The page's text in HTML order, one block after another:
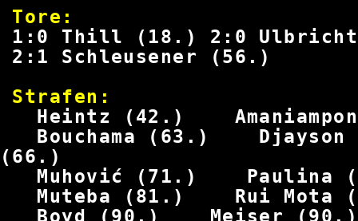
1:0 Thill (18.) 2:0
2:1
Heintz (42.)
Bouchama (63.)
Muhović (71.)
Muteba (81.)
Rui
Boyd (90.)